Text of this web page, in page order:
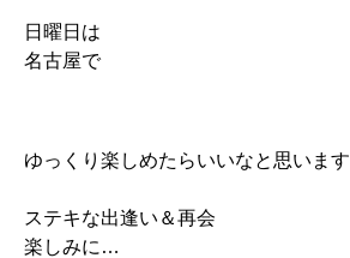
日曜日は
名古屋で
ゆっくり楽しめたらいいなと思います
ステキな出逢い＆再会
楽しみに…